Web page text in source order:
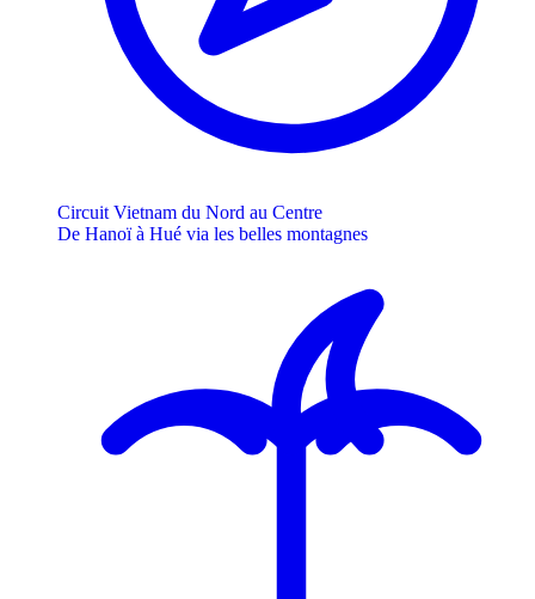
Circuit Vietnam du Nord au Centre
De Hanoï à Hué via les belles montagnes